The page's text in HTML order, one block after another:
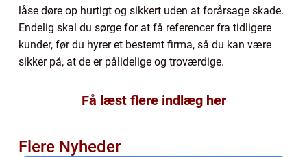
låse døre op hurtigt og sikkert uden at forårsage skade.
Endelig skal du sørge for at få referencer fra tidligere
kunder, før du hyrer et bestemt firma, så du kan være
sikker på, at de er pålidelige og troværdige.
Få læst flere indlæg her
Flere Nyheder